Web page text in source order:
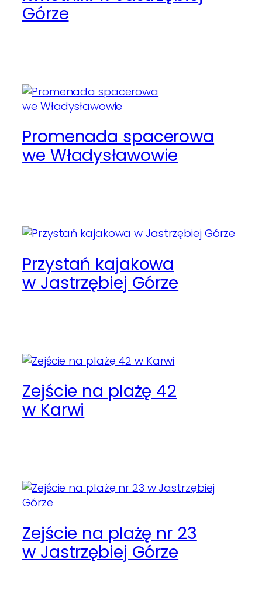
Górze
Promenada spacerowa
we Władysławowie
Przystań kajakowa
w Jastrzębiej Górze
Zejście na plażę 42
w Karwi
Zejście na plażę nr 23
w Jastrzębiej Górze